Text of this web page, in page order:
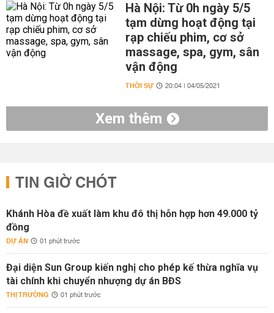
Hà Nội: Từ 0h ngày 5/5
tạm dừng hoạt động tại
rạp chiếu phim, cơ sở
massage, spa, gym, sân
vận động
THỜI SỰ 20:04 | 04/05/2021
Xem thêm
TIN GIỜ CHÓT
Khánh Hòa đề xuất làm khu đô thị hỗn hợp hơn 49.000 tỷ
đồng
DỰ ÁN 01 phút trước
Đại diện Sun Group kiến nghị cho phép kế thừa nghĩa vụ
tài chính khi chuyển nhượng dự án BĐS
THỊ TRƯỜNG 01 phút trước